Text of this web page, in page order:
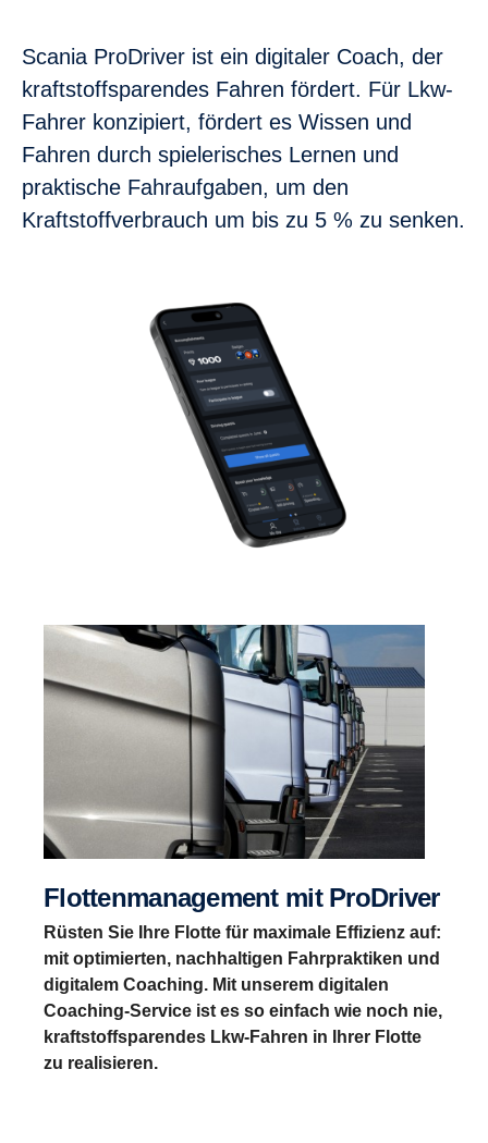
Scania ProDriver ist ein digitaler Coach, der
kraftstoffsparendes Fahren fördert. Für Lkw-
Fahrer konzipiert, fördert es Wissen und
Fahren durch spielerisches Lernen und
praktische Fahraufgaben, um den
Kraftstoffverbrauch um bis zu 5 % zu senken.
Flottenmanagement mit ProDriver
Rüsten Sie Ihre Flotte für maximale Effizienz auf:
mit optimierten, nachhaltigen Fahrpraktiken und
digitalem Coaching. Mit unserem digitalen
Coaching-Service ist es so einfach wie noch nie,
kraftstoffsparendes Lkw-Fahren in Ihrer Flotte
zu realisieren.